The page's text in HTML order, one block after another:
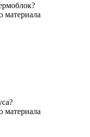
материала
материала